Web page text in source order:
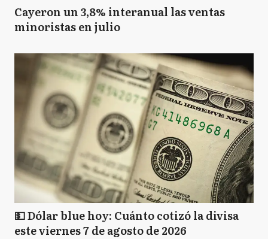
Cayeron un 3,8% interanual las ventas
minoristas en julio
💵 Dólar blue hoy: Cuánto cotizó la divisa
este viernes 7 de agosto de 2026